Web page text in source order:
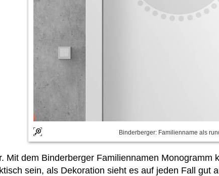
Binderberger: Familienname als
Mit dem Binderberger Familiennamen
sein, als Dekoration sieht es auf jeden Fall